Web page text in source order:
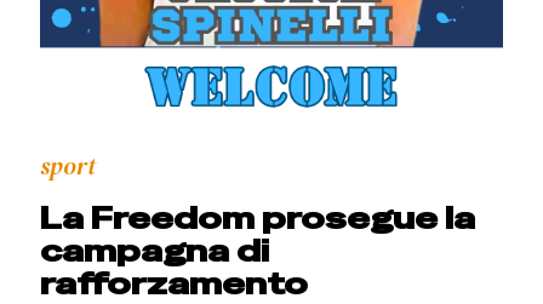
sport
La Freedom prosegue la
campagna di
rafforzamento